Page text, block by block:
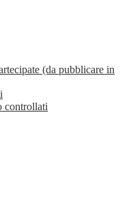
(da pubblicare in
controllati